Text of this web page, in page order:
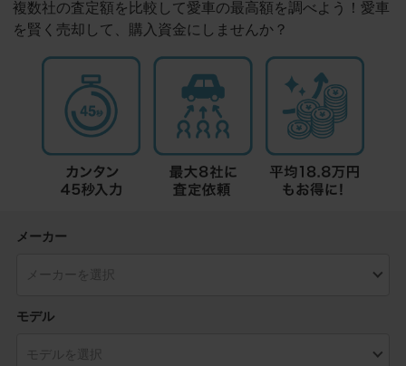
複数社の査定額を比較して愛車の最高額を調べよう！愛車
を賢く売却して、購入資金にしませんか？
メーカー
モデル